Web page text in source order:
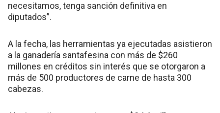
necesitamos, tenga sanción definitiva en
diputados”.
A la fecha, las herramientas ya ejecutadas asistieron
a la ganadería santafesina con más de $260
millones en créditos sin interés que se otorgaron a
más de 500 productores de carne de hasta 300
cabezas.